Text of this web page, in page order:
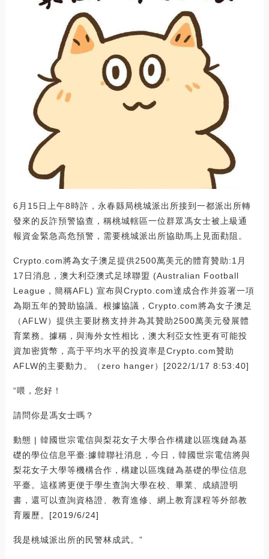
6月15日上午8時許，永春縣局桃城派出所接到一都派出所轉
發來的反詐預警協查，稱桃城轄區一位群眾馮女士被上級通
報資金緊急高危預警，需要桃城派出所協助馬上見面勸阻。
Crypto.com將為女子澳足提供2500萬美元的體育贊助:1月
17日消息，澳大利亞澳式足球聯盟 (Australian Football
League，簡稱AFL) 宣布與Crypto.com達成合作并簽署一項
為期五年的贊助協議。根據協議，Crypto.com將為女子澳足
（AFLW）提供主要財務支持并為其贊助2500萬美元發展體
育業務。據稱，與海外女性相比，澳大利亞女性更有可能投
資加密貨幣，高于平均水平的投資率是Crypto.com贊助
AFLW的主要動力。（zero hanger）[2022/1/17 8:53:40]
“喂，您好！
請問你是馮女士嗎？
動態 | 韓國世宗電信與梨花女子大學合作構建以區塊鏈為基
礎的學位信息平臺:據韓聯社消息，今日，韓國世宗電信將與
梨花女子大學等機構合作，構建以區塊鏈為基礎的學位信息
平臺。這樣將更便于學生查詢大學在校、畢業、成績證明
書，還可以查詢資格證、教育進修、網上教育課程等外部教
育履歷。[2019/6/24]
我是桃城派出所的民警林成武。”